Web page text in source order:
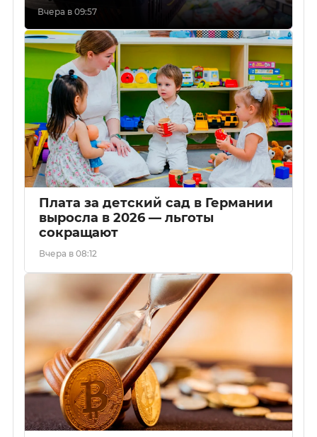
Вчера в 09:57
Плата за детский сад в Германии
выросла в 2026 — льготы
сокращают
Вчера в 08:12